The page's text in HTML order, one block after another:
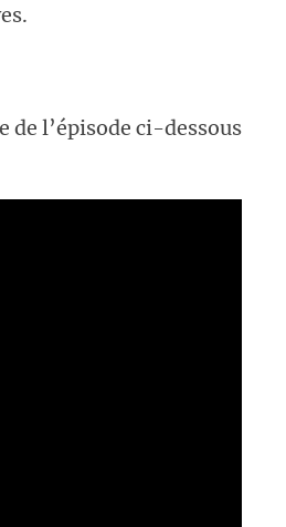
de l’épisode ci-dessous